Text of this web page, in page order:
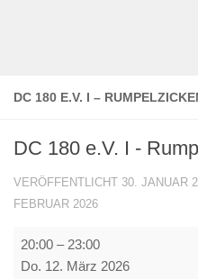
DC 180 E.V. I –
DC 180 e.V. I -
VERÖFFENTLICHT 30. JANUAR
FEBRUAR 2026
DC
180
20:00 – 23:00
Do. 12. März 2026